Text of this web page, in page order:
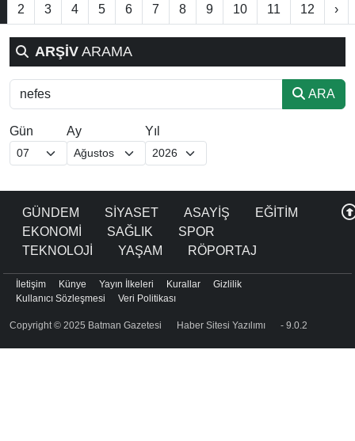
2 3 4 5 6 7 8 9 10 11 12 ›
ARŞİV ARAMA
ARA
Gün Ay Yıl
GÜNDEM SİYASET ASAYİŞ
EĞİTİM
EKONOMİ
SAĞLIK
SPOR
TEKNOLOJİ
YAŞAM RÖPORTAJ
Copyright © 2025 Batman Gazetesi Haber Sitesi Yazılımı - 9.0.2
İletişim Künye Yayın İlkeleri Kurallar
Gizlilik
Kullanıcı Sözleşmesi
Veri Politikası